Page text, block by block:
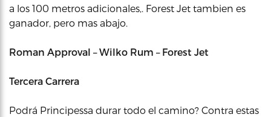
a los 100 metros adicionales,. Forest Jet tambien es
ganador, pero mas abajo.
Roman Approval – Wilko Rum – Forest Jet
Tercera Carrera
Podrá Principessa durar todo el camino? Contra estas